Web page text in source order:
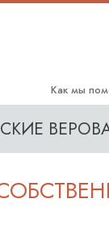
Как мы
Дорога к
Криминон